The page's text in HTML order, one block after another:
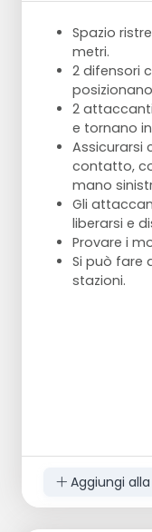
recupera la
Con la
Uscire
Ripetere.
Spazio
metri.
2 difensori
2
e tornano
Assicurarsi
contatto,
mano
Gli
liberarsi e
Provare i
Si può fare
stazioni.
Aggiungi